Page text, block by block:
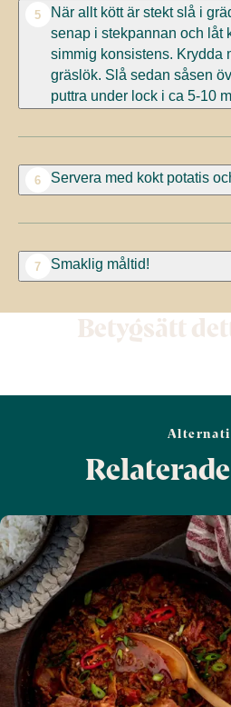
5
När allt kött är stekt slå i
senap i stekpannan och låt
simmig konsistens. Krydda
gräslök. Slå sedan såsen
puttra under lock i ca 5-10
6 Servera med kokt potatis
7 Smaklig måltid!
Betygsätt